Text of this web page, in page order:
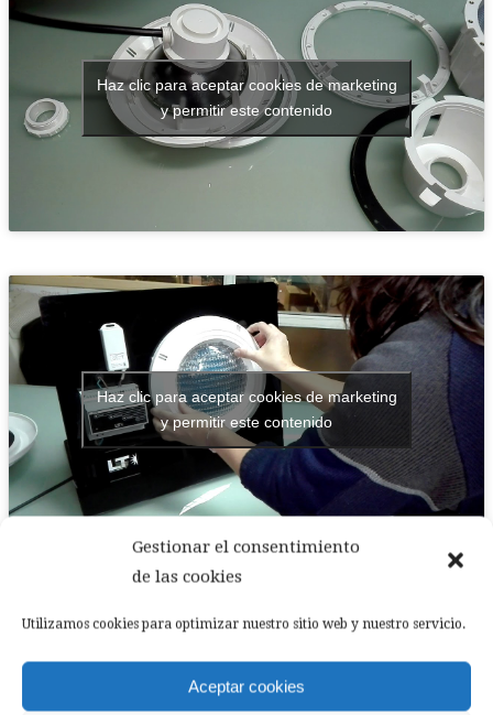
Gestionar el consentimiento
de las cookies
Utilizamos cookies para optimizar nuestro sitio web y nuestro servicio.
Aceptar cookies
Haz clic para aceptar cookies de marketing
y permitir este contenido
Haz clic para aceptar cookies de marketing
y permitir este contenido